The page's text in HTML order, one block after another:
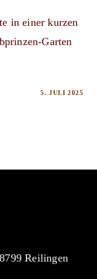
in einer kurzen
Garten
5. JULI 2025
Reilingen